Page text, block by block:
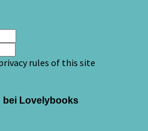
rules of this site
bei Lovelybooks